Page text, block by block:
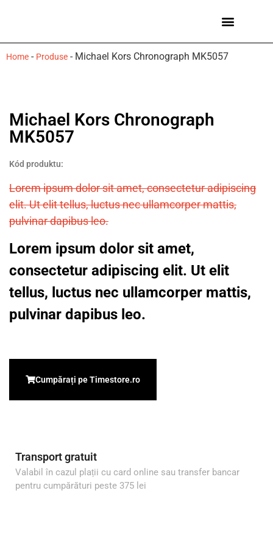
Home - Produse - Michael Kors Chronograph MK5057
Michael Kors Chronograph
MK5057
Kód produktu:
Lorem ipsum dolor sit amet, consectetur adipiscing
elit. Ut elit tellus, luctus nec ullamcorper mattis,
pulvinar dapibus leo.
Lorem ipsum dolor sit amet,
consectetur adipiscing elit. Ut elit
tellus, luctus nec ullamcorper mattis,
pulvinar dapibus leo.
Cumpărați pe Timestore.ro
Transport gratuit
Valabil în cazul plații cu card online sau transfer bancar
pentru cumpărături peste 375 lei